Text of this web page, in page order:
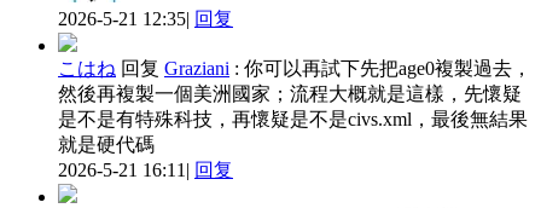
2026-5-21 12:35| 回复
こはね 回复 Graziani : 你可以再試下先把age0複製過去，
然後再複製一個美洲國家；流程大概就是這樣，先懷疑
是不是有特殊科技，再懷疑是不是civs.xml，最後無結果
就是硬代碼
2026-5-21 16:11 | 回复